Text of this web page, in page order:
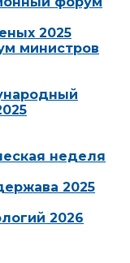
2025
министров
неделя
2025
2026